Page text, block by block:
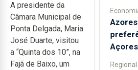
A presidente da
Câmara Municipal de
Ponta Delgada, Maria
José Duarte, visitou
a “Quinta dos 10”, na
Fajã de Baixo, um
Regional